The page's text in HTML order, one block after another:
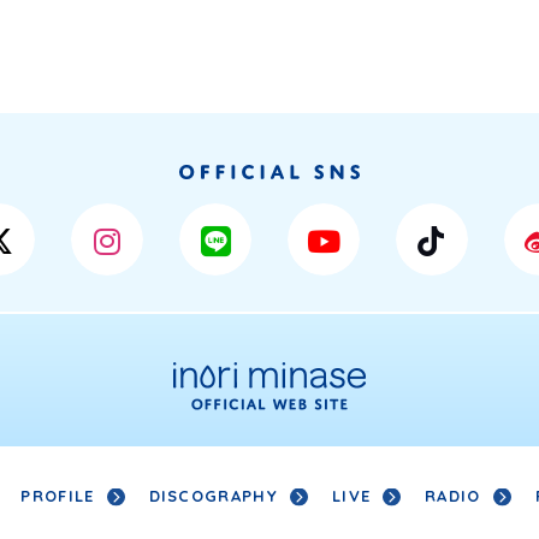
PROFILE DISCOGRAPHY LIVE RADIO